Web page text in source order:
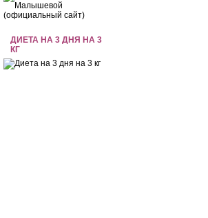
ДИЕТА НА 3 ДНЯ НА 3
КГ